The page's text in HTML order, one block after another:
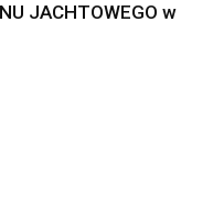
JACHTOWEGO w